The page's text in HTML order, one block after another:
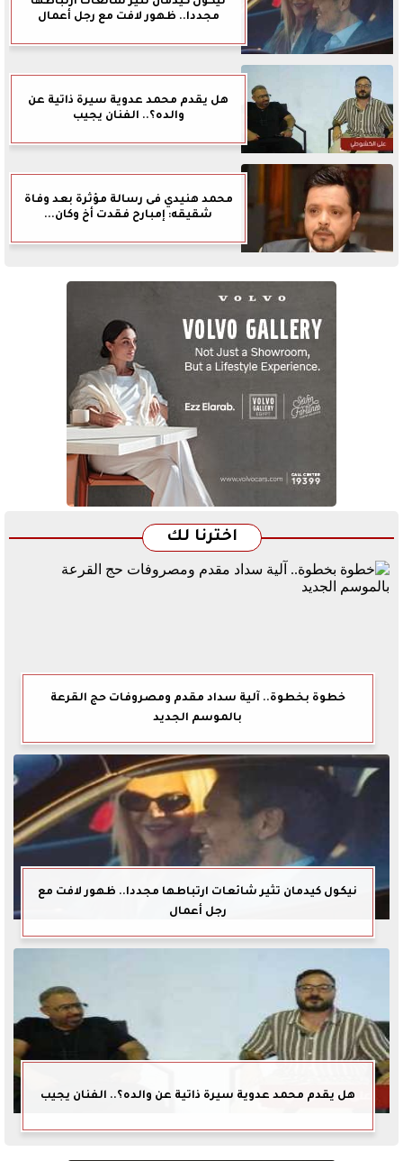
مجددا.. ظهور لافت مع رجل أعمال
هل يقدم محمد عدوية سيرة ذاتية عن
والده؟.. الفنان يجيب
محمد هنيدي فى رسالة مؤثرة بعد وفاة
شقيقه: إمبارح فقدت أخ وكان...
اخترنا لك
خطوة بخطوة.. آلية سداد مقدم ومصروفات حج القرعة
بالموسم الجديد
نيكول كيدمان تثير شائعات ارتباطها مجددا.. ظهور لافت مع
رجل أعمال
هل يقدم محمد عدوية سيرة ذاتية عن والده؟.. الفنان يجيب